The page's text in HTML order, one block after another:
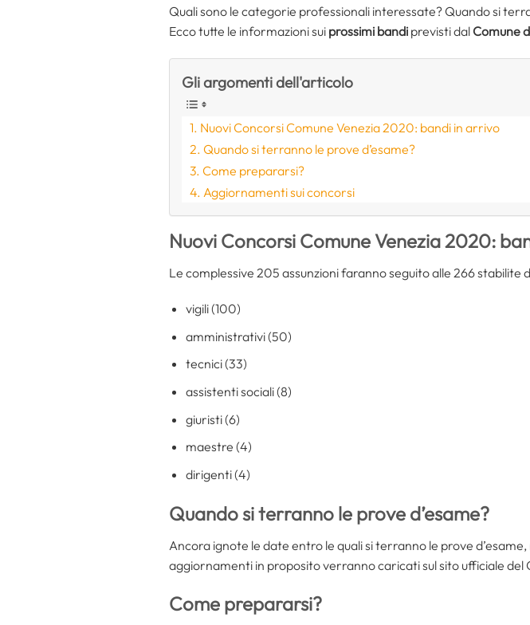
Quali sono le categorie professionali interessate? Quando si
Ecco tutte le informazioni sui prossimi bandi previsti dal Comune
Gli argomenti dell'articolo
Nuovi Concorsi Comune Venezia 2020: bandi in arrivo
Quando si terranno le prove d’esame?
Come prepararsi?
Aggiornamenti sui concorsi
Nuovi Concorsi Comune Venezia 2020:
Le complessive 205 assunzioni faranno seguito alle 266 stabilite
vigili (100)
amministrativi (50)
tecnici (33)
assistenti sociali (8)
giuristi (6)
maestre (4)
dirigenti (4)
Quando si terranno le prove d’esame?
Ancora ignote le date entro le quali si terranno le prove
aggiornamenti in proposito verranno caricati sul sito ufficiale del
Come prepararsi?